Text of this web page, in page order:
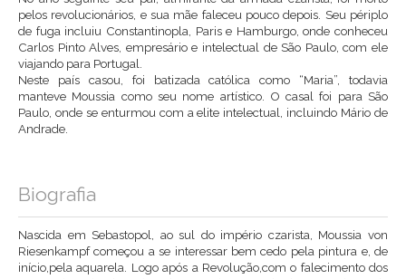
pelos revolucionários, e sua mãe faleceu pouco depois. Seu périplo
de fuga incluiu Constantinopla, Paris e Hamburgo, onde conheceu
Carlos Pinto Alves, empresário e intelectual de São Paulo, com ele
viajando para Portugal.
Neste país casou, foi batizada católica como “Maria”, todavia
manteve Moussia como seu nome artístico. O casal foi para São
Paulo, onde se enturmou com a elite intelectual, incluindo Mário de
Andrade.
Biografia
Nascida em Sebastopol, ao sul do império czarista, Moussia von
Riesenkampf começou a se interessar bem cedo pela pintura e, de
início,pela aquarela. Logo após a Revolução,com o falecimento dos